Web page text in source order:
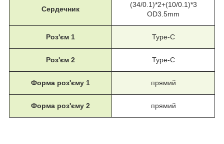
Сердечник
(34/0.1)*2+(10/0.1)*3
OD3.5mm
Роз'єм 1 Type-C
Роз'єм 2 Type-C
Форма роз'єму 1 прямий
Форма роз'єму 2 прямий